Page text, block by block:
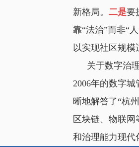
新格局。 二是要
靠“法治”而非“
以实现社区规
关于数字治
2006年的数字
晰地解答了“杭
区块链、物联
和治理能力现代